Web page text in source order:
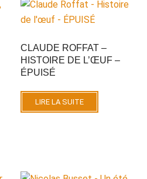
CLAUDE ROFFAT –
HISTOIRE DE L’ŒUF –
ÉPUISÉ
LIRE LA SUITE